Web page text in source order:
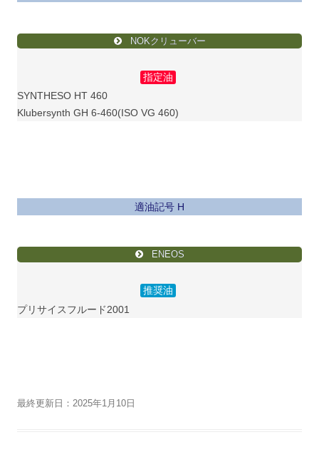
NOKクリューバー
指定油
SYNTHESO HT 460
Klubersynth GH 6-460(ISO VG 460)
適油記号 H
ENEOS
推奨油
プリサイスフルード2001
最終更新日：2025年1月10日